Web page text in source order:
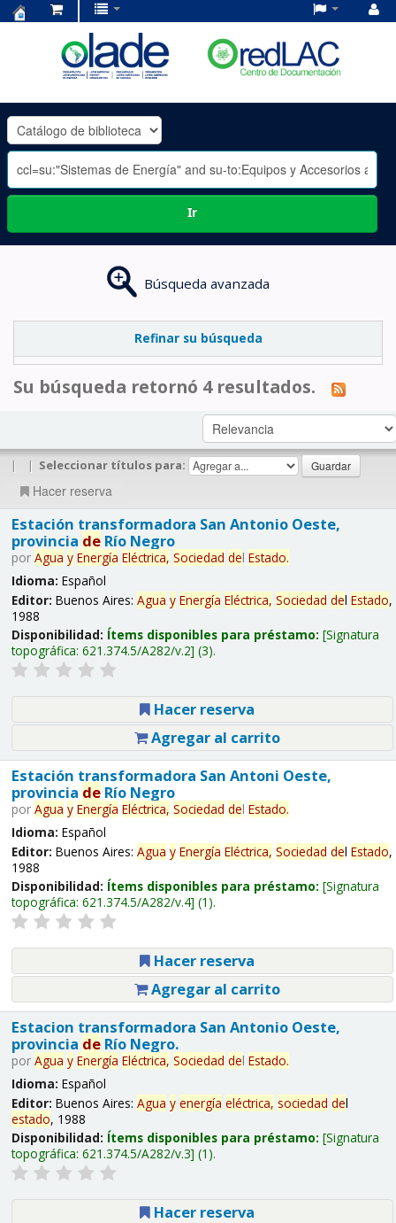
OLADE
-
Ir
Búsqueda avanzada
Refinar su búsqueda
Su búsqueda retornó 4 resultados.
| | Seleccionar títulos para:
Hacer reserva
Estación transformadora San Antonio Oeste,
provincia deRío Negro
por Agua y Energía Eléctrica, Sociedad del Estado.
Idioma: Español
Editor: Buenos Aires: Agua y Energía Eléctrica, Sociedad del Estado,
1988
Disponibilidad: Ítems disponibles para préstamo: Signatura
topográfica: 621.374.5/A282/v.2 (3).
Hacer reserva
Agregar al carrito
Estación transformadora San Antoni Oeste,
provincia deRío Negro
por Agua y Energía Eléctrica, Sociedad del Estado.
Idioma: Español
Editor: Buenos Aires: Agua y Energía Eléctrica, Sociedad del Estado,
1988
Disponibilidad: Ítems disponibles para préstamo: Signatura
topográfica: 621.374.5/A282/v.4 (1).
Hacer reserva
Agregar al carrito
Estacion transformadora San Antonio Oeste,
provincia deRío Negro.
por Agua y Energía Eléctrica, Sociedad del Estado.
Idioma: Español
Editor: Buenos Aires: Agua y energía eléctrica, sociedad del
estado, 1988
Disponibilidad: Ítems disponibles para préstamo: Signatura
topográfica: 621.374.5/A282/v.3 (1).
Hacer reserva